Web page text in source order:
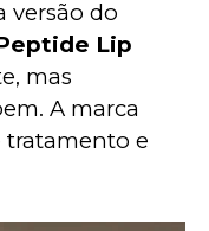
versão do
Lip
mas
A marca
tratamento e